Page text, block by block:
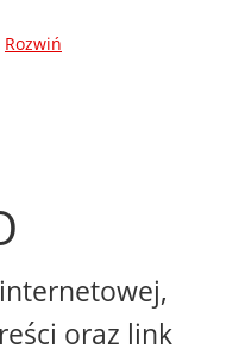
Rozwiń
oraz link